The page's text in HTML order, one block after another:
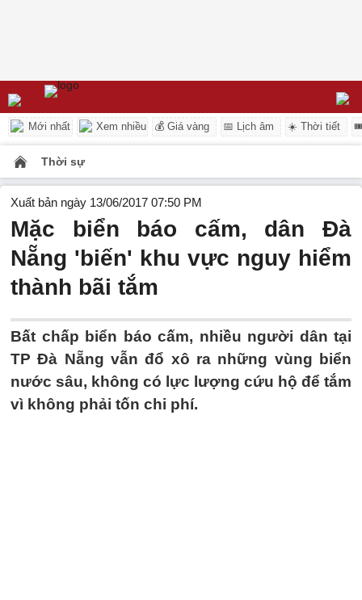
Mới nhất Xem nhiều 💰 Giá vàng 📅 Lịch âm ☀️ Thời tiết
Thời sự
Xuất bản ngày 13/06/2017 07:50 PM
Mặc biển báo cấm, dân Đà
Nẵng 'biến' khu vực nguy hiểm
thành bãi tắm
Bất chấp biển báo cấm, nhiều người dân tại
TP Đà Nẵng vẫn đổ xô ra những vùng biển
nước sâu, không có lực lượng cứu hộ để tắm
vì không phải tốn chi phí.